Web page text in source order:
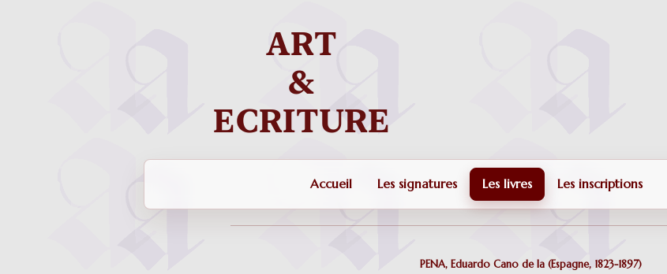
Accueil Les signatures Les livres Les inscriptions
PENA, Eduardo Cano de la (Espagne, 1823-1897)